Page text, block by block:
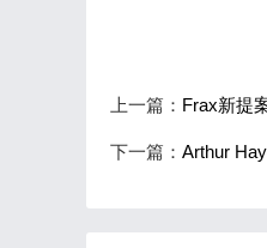
上一篇： Frax新提
下一篇： Arthur